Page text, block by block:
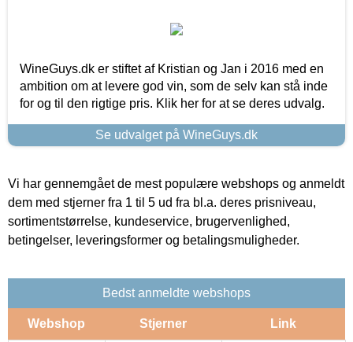
WineGuys.dk er stiftet af Kristian og Jan i 2016 med en
ambition om at levere god vin, som de selv kan stå inde
for og til den rigtige pris. Klik her for at se deres udvalg.
Se udvalget på WineGuys.dk
Vi har gennemgået de mest populære webshops og anmeldt
dem med stjerner fra 1 til 5 ud fra bl.a. deres prisniveau,
sortimentstørrelse, kundeservice, brugervenlighed,
betingelser, leveringsformer og betalingsmuligheder.
Bedst anmeldte webshops
Webshop Stjerner Link